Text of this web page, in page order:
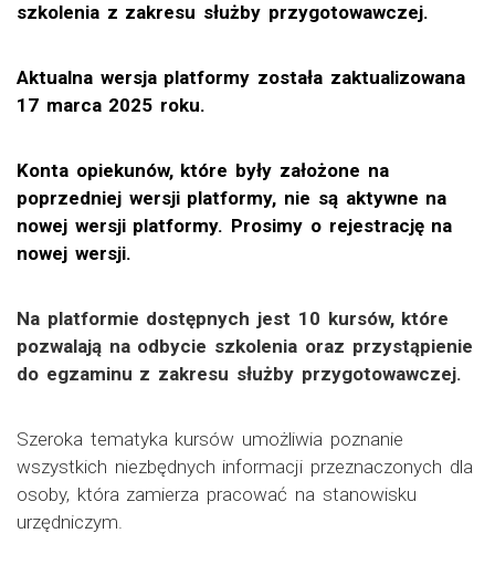
szkolenia z zakresu służby przygotowawczej.
Aktualna wersja platformy została zaktualizowana
17 marca 2025 roku.
Konta opiekunów, które były założone na
poprzedniej wersji platformy, nie są aktywne na
nowej wersji platformy. Prosimy o rejestrację na
nowej wersji.
Na platformie dostępnych jest 10 kursów, które
pozwalają na odbycie szkolenia oraz przystąpienie
do egzaminu z zakresu służby przygotowawczej.
Szeroka tematyka kursów umożliwia poznanie
wszystkich niezbędnych informacji przeznaczonych dla
osoby, która zamierza pracować na stanowisku
urzędniczym.